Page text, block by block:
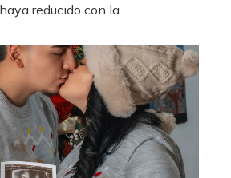
reducido con la ...